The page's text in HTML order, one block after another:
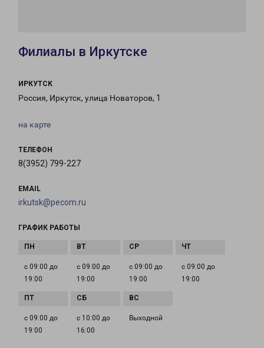
Филиалы в Иркутске
ИРКУТСК
Россия, Иркутск, улица Новаторов, 1
на карте
ТЕЛЕФОН
8(3952) 799-227
EMAIL
irkutsk@pecom.ru
ГРАФИК РАБОТЫ
с 09:00 до
19:00
с 09:00 до
19:00
с 09:00 до
19:00
с 09:00 до
19:00
с 09:00 до
19:00
с 10:00 до
16:00
Выходной